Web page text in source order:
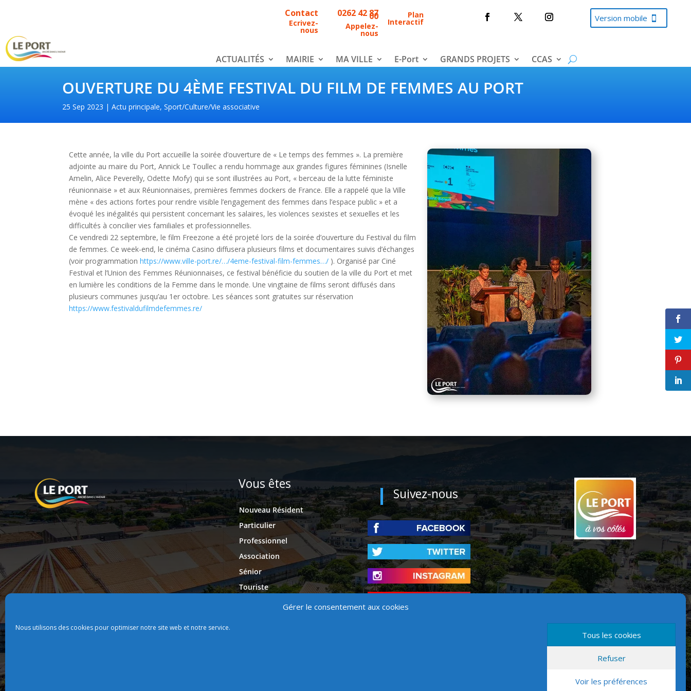
Gérer le consentement aux cookies
Nous utilisons des cookies pour optimiser notre site web et notre service.
Tous les cookies
Refuser
Voir les préférences
Contact
Ecrivez-
nous
0262 42 87
00
Appelez-
nous
Plan
Interactif Version mobile
ACTUALITÉS MAIRIE MA VILLE E-Port GRANDS PROJETS CCAS
OUVERTURE DU 4ÈME FESTIVAL DU FILM DE FEMMES AU PORT
25 Sep 2023 Actu principale, Sport/Culture/Vie associative
Cette année, la ville du Port accueille la soirée d’ouverture de « Le temps des femmes ». La première
adjointe au maire du Port, Annick Le Toullec a rendu hommage aux grandes figures féminines (Isnelle
Amelin, Alice Peverelly, Odette Mofy) qui se sont illustrées au Port, « berceau de la lutte féministe
réunionnaise » et aux Réunionnaises, premières femmes dockers de France. Elle a rappelé que la Ville
mène « des actions fortes pour rendre visible l’engagement des femmes dans l’espace public » et a
évoqué les inégalités qui persistent concernant les salaires, les violences sexistes et sexuelles et les
difficultés à concilier vies familiales et professionnelles.
Ce vendredi 22 septembre, le film Freezone a été projeté lors de la soirée d’ouverture du Festival du film
de femmes. Ce week-end, le cinéma Casino diffusera plusieurs films et documentaires suivis d’échanges
(voir programmationhttps://www.ville-port.re/…/4eme-festival-film-femmes…/ ). Organisé par Ciné
Festival et l’Union des Femmes Réunionnaises, ce festival bénéficie du soutien de la ville du Port et met
en lumière les conditions de la Femme dans le monde. Une vingtaine de films seront diffusés dans
plusieurs communes jusqu’au 1er octobre. Les séances sont gratuites sur réservation
https://www.festivaldufilmdefemmes.re/
Vous êtes
Nouveau Résident
Particulier
Professionnel
Association
Sénior
Touriste
Suivez-nous
Version mobile